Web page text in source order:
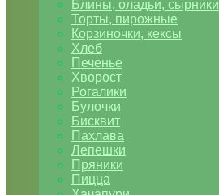
Блины, оладьи, сырники
Торты, пирожные
Корзиночки, кексы
Хлеб
Печенье
Хворост
Рогалики
Булочки
Бисквит
Пахлава
Лепешки
Пряники
Пицца